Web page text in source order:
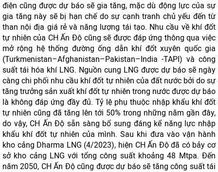
điện cũng được dự báo sẽ gia tăng, mặc dù động lực của sự
gia tăng này sẽ bị hạn chế do sự cạnh tranh chủ yếu đến từ
than nội địa giá rẻ và năng lượng tái tạo. Nhu cầu về khí đốt
tự nhiên của CH Ấn Độ cũng sẽ được đáp ứng thông qua việc
mở rộng hệ thống đường ống dẫn khí đốt xuyên quốc gia
(Turkmenistan–Afghanistan–Pakistan–India -TAPI) và công
suất tái hóa khí LNG. Nguồn cung LNG được dự báo sẽ ngày
càng chi phối nhu cầu khí đốt tự nhiên của đất nước bởi do sự
tăng trưởng sản xuất khí đốt tự nhiên trong nước được dự báo
là không đáp ứng đầy đủ. Tỷ lệ phụ thuộc nhập khẩu khí đốt
tự nhiên cũng đã tăng lên tới 50% trong những năm gần đây,
do vậy, CH Ấn Độ sẵn sàng bổ sung đáng kể năng lực nhập
khẩu khí đốt tự nhiên của mình. Sau khi đưa vào vận hành
kho cảng Dharma LNG (4/2023), hiện CH Ấn Độ đã có bảy cơ
sở kho cảng LNG với tổng công suất khoảng 48 Mtpa. Đến
năm 2050, CH Ấn Độ cũng được dự báo ​​sẽ tăng công suất tái